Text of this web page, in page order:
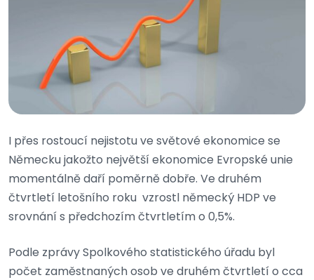
I přes rostoucí nejistotu ve světové ekonomice se
Německu jakožto největší ekonomice Evropské unie
momentálně daří poměrně dobře. Ve druhém
čtvrtletí letošního roku vzrostl německý HDP ve
srovnání s předchozím čtvrtletím o 0,5%.
Podle zprávy Spolkového statistického úřadu byl
počet zaměstnaných osob ve druhém čtvrtletí o cca